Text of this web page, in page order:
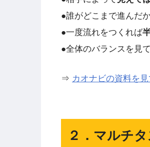
●誰がどこまで進んだ
●一度流れをつくれば
●全体のバランスを見て
⇒ カオナビの資料を
２．マルチ